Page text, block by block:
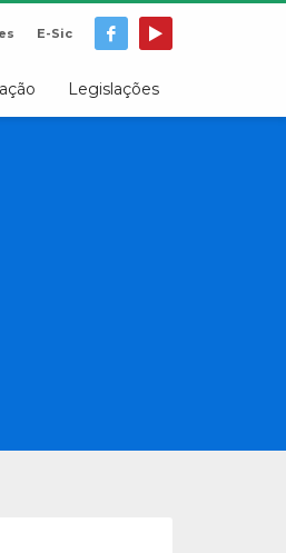
E-Sic
Legislações